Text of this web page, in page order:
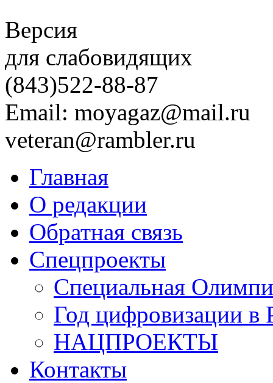
Версия
для слабовидящих
(843)522-88-87
Email: moyagaz@mail.ru
veteran@rambler.ru
Главная
О редакции
Обратная связь
Спецпроекты
Специальная
Год цифровизации в
НАЦПРОЕКТЫ
Контакты